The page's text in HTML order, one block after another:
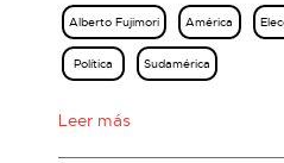
Alberto Fujimori América
Política Sudamérica
Leer más